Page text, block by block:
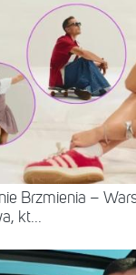
Brzmienia –
kt...